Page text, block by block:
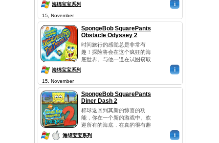
光粉洞穴深处。等待60水平在
五个不同的世界，每个新的和
令人兴奋的充满挑战你。棉球
方块Krabby探索美丽的三维图
形功能，一个全新的配乐...
海绵宝宝系列 i
15, November
SpongeBob SquarePants
Obstacle Odyssey 2
时间旅行的感觉总是非常有
趣！探险将会在这个疯狂的海
底世界。与他一道在试图窃取
它是把比基尼底部刚回家。享
受了一个漂亮的图形和有趣的
情节的特色游戏。该科瑞斯特
店的未来取决于你！所以，你
还等什么呢？...
海绵宝宝系列 i
15, November
SpongeBob SquarePants
Diner Dash 2
棉球返回到其新的惊喜的功
能，你在一个新的游戏中。欢
迎所有的海底，在真的很有趣
的游戏名棉球方块美女餐厅
2。你能想象棉球将在烹饪感
海绵宝宝系列 i